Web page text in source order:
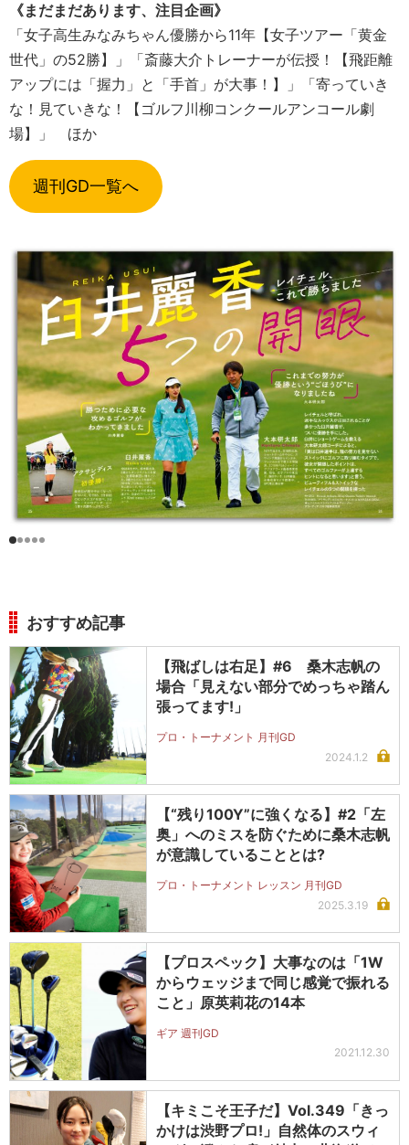
《まだまだあります、注目企画》
「女子高生みなみちゃん優勝から11年【女子ツアー「黄金
世代」の52勝】」「斎藤大介トレーナーが伝授！【飛距離
アップには「握力」と「手首」が大事！】」「寄っていき
な！見ていきな！【ゴルフ川柳コンクールアンコール劇
場】」 ほか
週刊GD一覧へ
おすすめ記事
【飛ばしは右足】#6 桑木志帆の
場合「見えない部分でめっちゃ踏ん
張ってます!」
プロ・トーナメント 月刊GD
2024.1.2
【“残り100Y”に強くなる】#2「左
奥」へのミスを防ぐために桑木志帆
が意識していることとは?
プロ・トーナメント レッスン 月刊GD
2025.3.19
【プロスペック】大事なのは「1W
からウェッジまで同じ感覚で振れる
こと」原英莉花の14本
ギア 週刊GD
2021.12.30
【キミこそ王子だ】Vol.349「きっ
かけは渋野プロ!」自然体のスウィ